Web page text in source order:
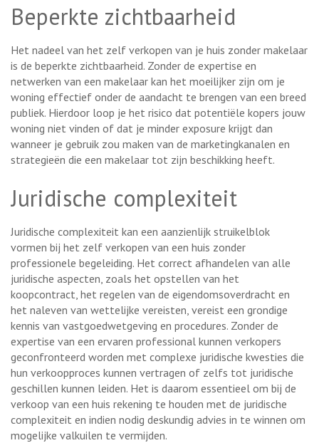
Beperkte zichtbaarheid
Het nadeel van het zelf verkopen van je huis zonder makelaar
is de beperkte zichtbaarheid. Zonder de expertise en
netwerken van een makelaar kan het moeilijker zijn om je
woning effectief onder de aandacht te brengen van een breed
publiek. Hierdoor loop je het risico dat potentiële kopers jouw
woning niet vinden of dat je minder exposure krijgt dan
wanneer je gebruik zou maken van de marketingkanalen en
strategieën die een makelaar tot zijn beschikking heeft.
Juridische complexiteit
Juridische complexiteit kan een aanzienlijk struikelblok
vormen bij het zelf verkopen van een huis zonder
professionele begeleiding. Het correct afhandelen van alle
juridische aspecten, zoals het opstellen van het
koopcontract, het regelen van de eigendomsoverdracht en
het naleven van wettelijke vereisten, vereist een grondige
kennis van vastgoedwetgeving en procedures. Zonder de
expertise van een ervaren professional kunnen verkopers
geconfronteerd worden met complexe juridische kwesties die
hun verkoopproces kunnen vertragen of zelfs tot juridische
geschillen kunnen leiden. Het is daarom essentieel om bij de
verkoop van een huis rekening te houden met de juridische
complexiteit en indien nodig deskundig advies in te winnen om
mogelijke valkuilen te vermijden.